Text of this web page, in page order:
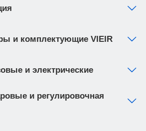
и комплектующие VIEIR
и электрические
и регулировочная